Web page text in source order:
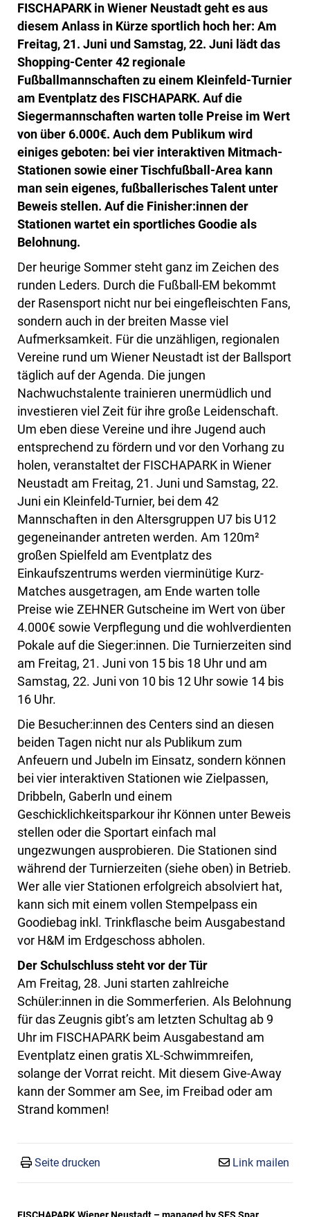
FISCHAPARK in Wiener Neustadt geht es aus
diesem Anlass in Kürze sportlich hoch her: Am
Freitag, 21. Juni und Samstag, 22. Juni lädt das
Shopping-Center 42 regionale
Fußballmannschaften zu einem Kleinfeld-Turnier
am Eventplatz des FISCHAPARK. Auf die
Siegermannschaften warten tolle Preise im Wert
von über 6.000€. Auch dem Publikum wird
einiges geboten: bei vier interaktiven Mitmach-
Stationen sowie einer Tischfußball-Area kann
man sein eigenes, fußballerisches Talent unter
Beweis stellen. Auf die Finisher:innen der
Stationen wartet ein sportliches Goodie als
Belohnung.
Der heurige Sommer steht ganz im Zeichen des
runden Leders. Durch die Fußball-EM bekommt
der Rasensport nicht nur bei eingefleischten Fans,
sondern auch in der breiten Masse viel
Aufmerksamkeit. Für die unzähligen, regionalen
Vereine rund um Wiener Neustadt ist der Ballsport
täglich auf der Agenda. Die jungen
Nachwuchstalente trainieren unermüdlich und
investieren viel Zeit für ihre große Leidenschaft.
Um eben diese Vereine und ihre Jugend auch
entsprechend zu fördern und vor den Vorhang zu
holen, veranstaltet der FISCHAPARK in Wiener
Neustadt am Freitag, 21. Juni und Samstag, 22.
Juni ein Kleinfeld-Turnier, bei dem 42
Mannschaften in den Altersgruppen U7 bis U12
gegeneinander antreten werden. Am 120m²
großen Spielfeld am Eventplatz des
Einkaufszentrums werden vierminütige Kurz-
Matches ausgetragen, am Ende warten tolle
Preise wie ZEHNER Gutscheine im Wert von über
4.000€ sowie Verpflegung und die wohlverdienten
Pokale auf die Sieger:innen. Die Turnierzeiten sind
am Freitag, 21. Juni von 15 bis 18 Uhr und am
Samstag, 22. Juni von 10 bis 12 Uhr sowie 14 bis
16 Uhr.
Die Besucher:innen des Centers sind an diesen
beiden Tagen nicht nur als Publikum zum
Anfeuern und Jubeln im Einsatz, sondern können
bei vier interaktiven Stationen wie Zielpassen,
Dribbeln, Gaberln und einem
Geschicklichkeitsparkour ihr Können unter Beweis
stellen oder die Sportart einfach mal
ungezwungen ausprobieren. Die Stationen sind
während der Turnierzeiten (siehe oben) in Betrieb.
Wer alle vier Stationen erfolgreich absolviert hat,
kann sich mit einem vollen Stempelpass ein
Goodiebag inkl. Trinkflasche beim Ausgabestand
vor H&M im Erdgeschoss abholen.
Der Schulschluss steht vor der Tür
Am Freitag, 28. Juni starten zahlreiche
Schüler:innen in die Sommerferien. Als Belohnung
für das Zeugnis gibt’s am letzten Schultag ab 9
Uhr im FISCHAPARK beim Ausgabestand am
Eventplatz einen gratis XL-Schwimmreifen,
solange der Vorrat reicht. Mit diesem Give-Away
kann der Sommer am See, im Freibad oder am
Strand kommen!
Seite drucken Link mailen